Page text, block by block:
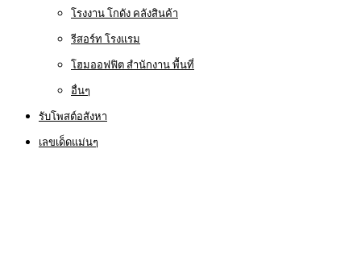
โรงงาน โกดัง คลังสินค้า
รีสอร์ท โรงแรม
โฮมออฟฟิต สำนักงาน พื้นที่
อื่นๆ
รับโพสต์อสังหา
เลขเด็ดแม่นๆ